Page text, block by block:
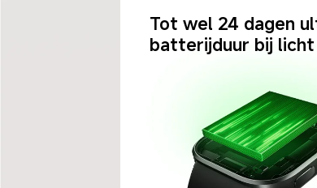
Tot wel 24 dagen
batterijduur bij